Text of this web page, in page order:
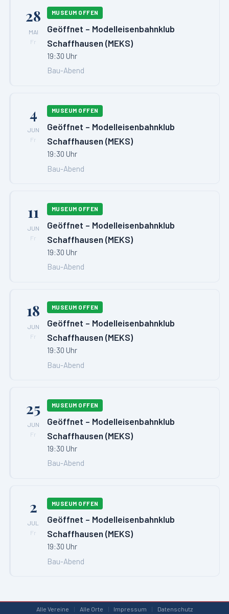
28
MAI
Fr
MUSEUM OFFEN
Geöffnet – Modelleisenbahnklub
Schaffhausen (MEKS)
19:30 Uhr
Bau-Abend
4
JUN
Fr
MUSEUM OFFEN
Geöffnet – Modelleisenbahnklub
Schaffhausen (MEKS)
19:30 Uhr
Bau-Abend
11
JUN
Fr
MUSEUM OFFEN
Geöffnet – Modelleisenbahnklub
Schaffhausen (MEKS)
19:30 Uhr
Bau-Abend
18
JUN
Fr
MUSEUM OFFEN
Geöffnet – Modelleisenbahnklub
Schaffhausen (MEKS)
19:30 Uhr
Bau-Abend
25
JUN
Fr
MUSEUM OFFEN
Geöffnet – Modelleisenbahnklub
Schaffhausen (MEKS)
19:30 Uhr
Bau-Abend
2
JUL
Fr
MUSEUM OFFEN
Geöffnet – Modelleisenbahnklub
Schaffhausen (MEKS)
19:30 Uhr
Bau-Abend
Alle Vereine | Alle Orte | Impressum | Datenschutz